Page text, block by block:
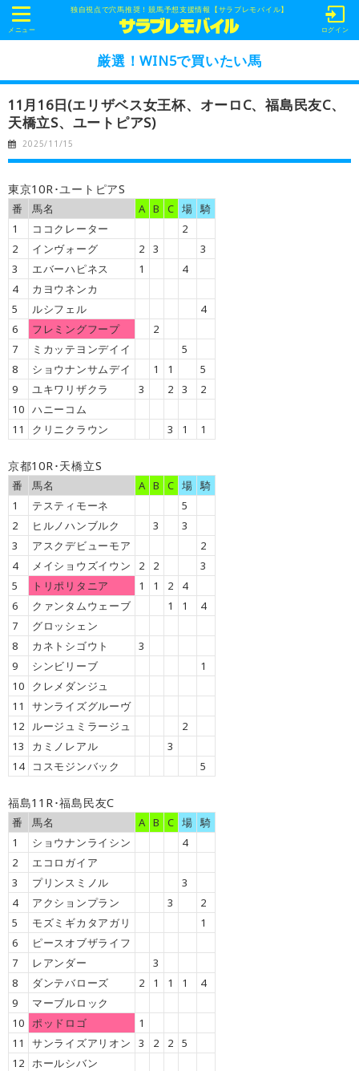
独自視点で穴馬推奨！競馬予想支援情報【サラブレモバイル】
t
o
g
e
a
v
i
g
a
t
o
n
メニュー ログイン
厳選！WIN5で買いたい馬
11月16日(エリザベス女王杯、オーロC、福島民友C、
天橋立S、ユートピアS)
2025/11/15
東京10R･ユートピアS
番 馬名 A B C 場 騎
1
ココクレーター
2
2
インヴォーグ 2 3
3
3
エバーハピネス 1
4
4
カヨウネンカ
5
ルシフェル
4
6
フレミングフープ
2
7
ミカッテヨンデイイ
5
8
ショウナンサムデイ 1 1
5
9
ユキワリザクラ 3 2 3
2
10 ハニーコム
11
クリニクラウン 3 1 1
京都10R･天橋立S
番 馬名 A B C 場 騎
1
テスティモーネ
5
2
ヒルノハンブルク 3
3
3
アスクデビューモア
2
4
メイショウズイウン 2 2
3
5
トリポリタニア 1 1 2
4
6
クァンタムウェーブ 1 1
4
7
グロッシェン
8
カネトシゴウト
3
9
シンビリーブ
1
10
クレメダンジュ
11
サンライズグルーヴ
12
ルージュミラージュ
2
13
カミノレアル
3
14
コスモジンバック 5
福島11R･福島民友C
番 馬名 A B C 場 騎
1
ショウナンライシン
4
2
エコロガイア
3
プリンスミノル
3
4
アクションプラン 3
2
5
モズミギカタアガリ
1
6
ピースオブザライフ
7
レアンダー
3
8
ダンテバローズ 2 1 1 1
4
9
マーブルロック
10 ポッドロゴ
1
11
サンライズアリオン 3 2 2
5
12 ホールシバン